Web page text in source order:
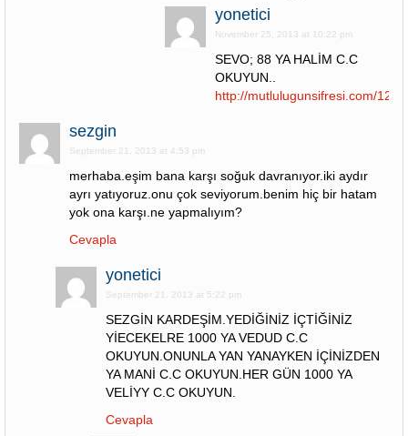
yonetici
November 25, 2013 at 10:22 pm
SEVO; 88 YA HALİM C.C
OKUYUN..
http://mutlulugunsifresi.com/
sezgin
September 21, 2013 at 4:53 pm
merhaba.eşim bana karşı soğuk davranıyor.iki aydır
ayrı yatıyoruz.onu çok seviyorum.benim hiç bir hatam
yok ona karşı.ne yapmalıyım?
Cevapla
yonetici
September 21, 2013 at 5:22 pm
SEZGİN KARDEŞİM.YEDİĞİNİZ İÇTİĞİNİZ
YİECEKELRE 1000 YA VEDUD C.C
OKUYUN.ONUNLA YAN YANAYKEN İÇİNİZDEN
YA MANİ C.C OKUYUN.HER GÜN 1000 YA
VELİYY C.C OKUYUN.
Cevapla